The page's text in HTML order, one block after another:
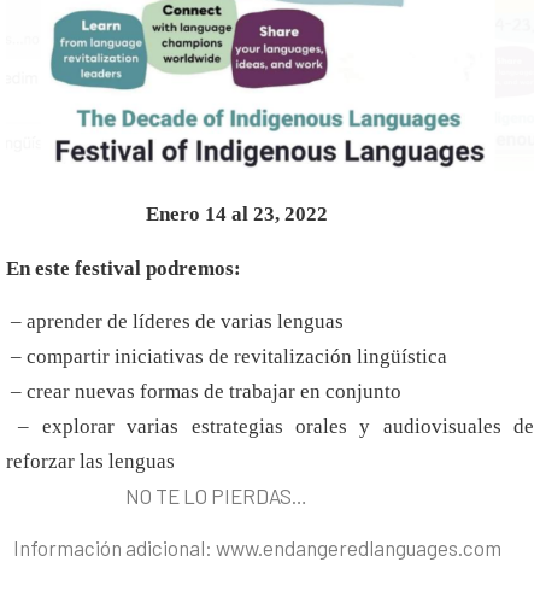
Enero 14 al 23, 2022
En este festival podremos:
– aprender de líderes de varias lenguas
– compartir iniciativas de revitalización lingüística
– crear nuevas formas de trabajar en conjunto
– explorar varias estrategias orales y audiovisuales de
reforzar las lenguas
NO TE LO PIERDAS…
Información adicional: www.endangeredlanguages.com